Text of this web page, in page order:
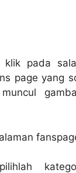
klik pada
page yang